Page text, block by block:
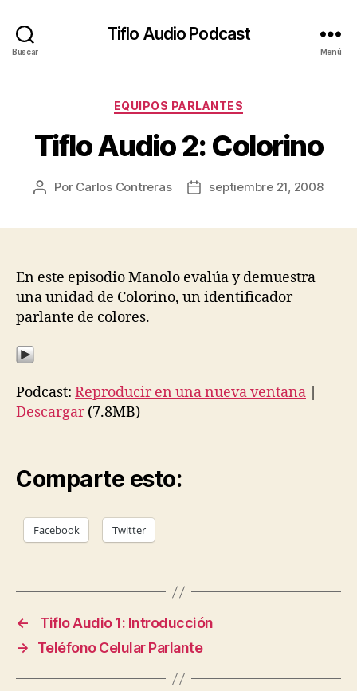
Buscar
Tiflo Audio Podcast
Menú
Categorías
EQUIPOS PARLANTES
Tiflo Audio 2: Colorino
Autor
Por Carlos Contreras
Fechaseptiembre 21, 2008
En este episodio Manolo evalúa y demuestra
una unidad de Colorino, un identificador
parlante de colores.
Podcast: Reproducir en una nueva ventana |
Descargar(7.8MB)
Comparte esto:
Facebook Twitter
←
Tiflo Audio 1: Introducción
→
Teléfono Celular Parlante